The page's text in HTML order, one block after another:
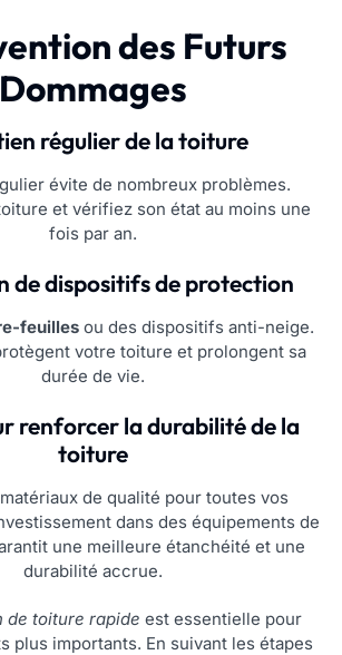
des Futurs
Dommages
régulier de la toiture
évite de nombreux problèmes.
et vérifiez son état au moins une
fois par an.
de dispositifs de protection
feuillesou des dispositifs anti-neige.
votre toiture et prolongent sa
durée de vie.
renforcer la durabilité de la
toiture
de qualité pour toutes vos
dans des équipements de
une meilleure étanchéité et une
durabilité accrue.
de toiture rapide est essentielle pour
plus importants. En suivant les étapes